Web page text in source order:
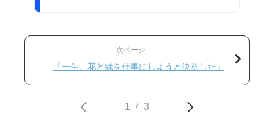
次ページ
「一生、花と緑を仕事にしようと決意した」
1 / 3